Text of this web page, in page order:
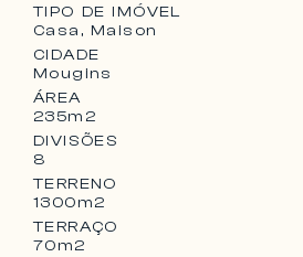
TIPO DE IMÓVEL
Casa, Maison
CIDADE
Mougins
ÁREA
235m2
DIVISÕES
8
TERRENO
1300m2
TERRAÇO
70m2